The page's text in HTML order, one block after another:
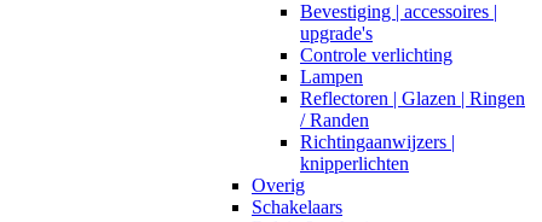
Bevestiging | accessoires |
upgrade's
Controle verlichting
Lampen
Reflectoren | Glazen | Ringen
/ Randen
Richtingaanwijzers |
knipperlichten
Overig
Schakelaars